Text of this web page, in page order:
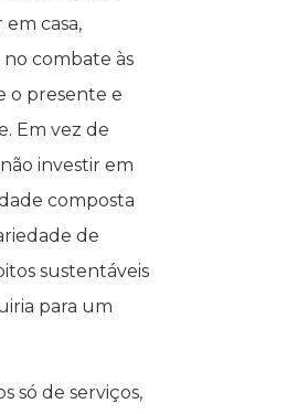
casa,
no combate às
o presente e
Em vez de
investir em
composta
de
sustentáveis
para um
só de serviços,